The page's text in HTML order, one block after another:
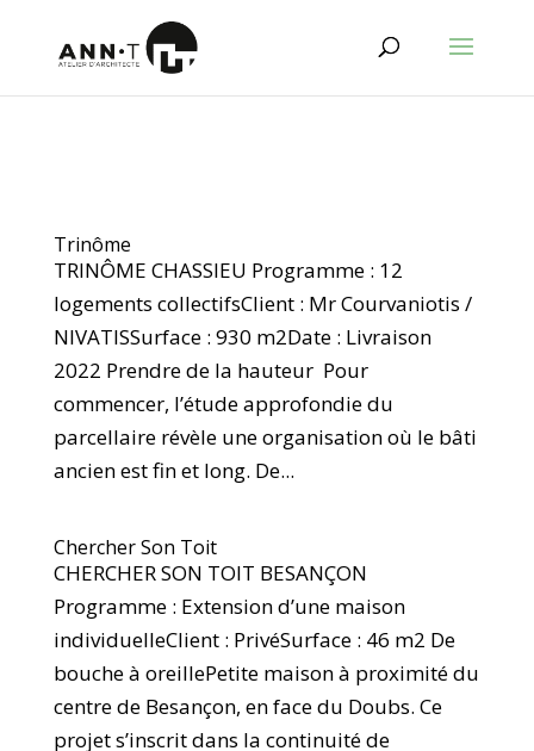
Trinôme
TRINÔME CHASSIEU Programme : 12
logements collectifsClient : Mr Courvaniotis /
NIVATISSurface : 930 m2Date : Livraison
2022 Prendre de la hauteur Pour
commencer, l’étude approfondie du
parcellaire révèle une organisation où le bâti
ancien est fin et long. De...
Chercher Son Toit
CHERCHER SON TOIT BESANÇON
Programme : Extension d’une maison
individuelleClient : PrivéSurface : 46 m2 De
bouche à oreillePetite maison à proximité du
centre de Besançon, en face du Doubs. Ce
projet s’inscrit dans la continuité de